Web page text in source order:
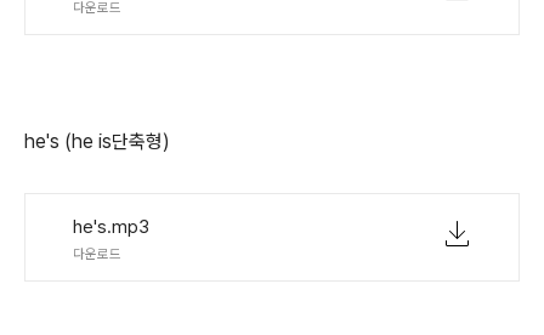
다운로드
he's (he is단축형)
he's.mp3
다운로드